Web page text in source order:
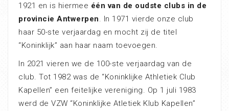
1921 en is hiermee één van de oudste clubs in de
provincie Antwerpen. In 1971 vierde onze club
haar 50-ste verjaardag en mocht zij de titel
“Koninklijk” aan haar naam toevoegen.
In 2021 vieren we de 100-ste verjaardag van de
club. Tot 1982 was de “Koninklijke Athletiek Club
Kapellen” een feitelijke vereniging. Op 1 juli 1983
werd de VZW “Koninklijke Atletiek Klub Kapellen”